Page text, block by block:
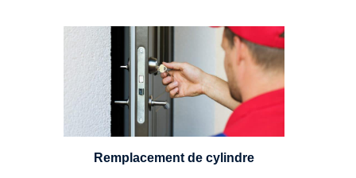
Un serrurier sera en mesure de
choisir et remplacer un cylindre
standard, à 5 leviers ou à 3
leviers, Mul-T-Lock ou encore
multipoints.
Remplacement de cylindre